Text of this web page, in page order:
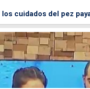
cuidados del pez